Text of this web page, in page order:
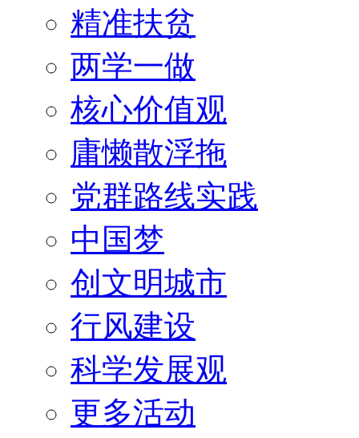
精准扶贫
两学一做
核心价值观
庸懒散浮拖
党群路线实践
中国梦
创文明城市
行风建设
科学发展观
更多活动